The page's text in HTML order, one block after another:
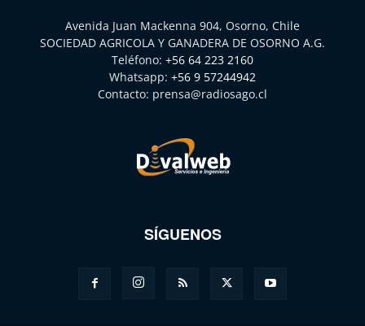
Avenida Juan Mackenna 904, Osorno, Chile
SOCIEDAD AGRICOLA Y GANADERA DE OSORNO A.G.
Teléfono: +56 64 223 2160
Whatsapp: +56 9 57244942
Contacto: prensa@radiosago.cl
SÍGUENOS